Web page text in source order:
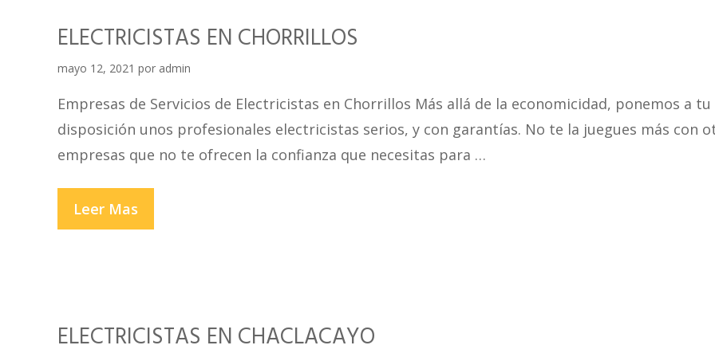
ELECTRICISTAS EN CHORRILLOS
mayo 12, 2021 por admin
Empresas de Servicios de Electricistas en Chorrillos Más allá de la economicidad, ponemos a tu
disposición unos profesionales electricistas serios, y con garantías. No te la juegues más con
empresas que no te ofrecen la confianza que necesitas para …
Leer Mas
EN
ELECTRICISTAS EN CHACLACAYO